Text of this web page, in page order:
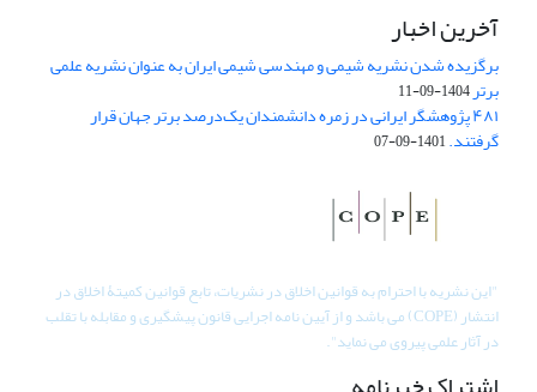
آخرین اخبار
برگزیده شدن نشریه شیمی و مهندسی شیمی ایران به عنوان نشریه علمی
برتر1404-09-11
۴۸۱ پژوهشگر ایرانی در زمره دانشمندان یک‌درصد برتر جهان قرار
گرفتند.1401-09-07
"این نشریه با احترام به قوانین اخلاق در نشریات، تابع قوانین کمیتۀ اخلاق در
انتشار (COPE) می باشد و از آیین نامه اجرایی قانون پیشگیری و مقابله با تقلب
در آثار علمی پیروی می نماید".